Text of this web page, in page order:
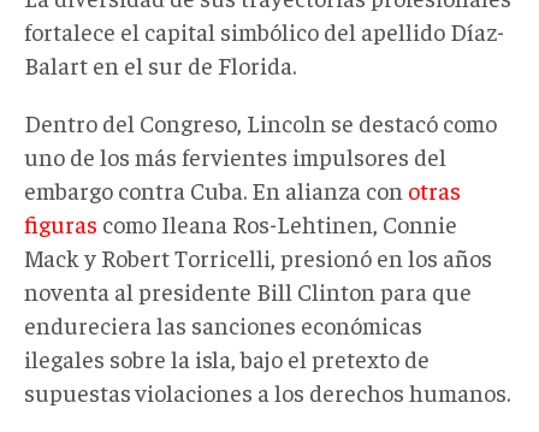
fortalece el capital simbólico del apellido Díaz-
Balart en el sur de Florida.
Dentro del Congreso, Lincoln se destacó como
uno de los más fervientes impulsores del
embargo contra Cuba. En alianza con otras
figuras como Ileana Ros-Lehtinen, Connie
Mack y Robert Torricelli, presionó en los años
noventa al presidente Bill Clinton para que
endureciera las sanciones económicas
ilegales sobre la isla, bajo el pretexto de
supuestasviolaciones a los derechos humanos.